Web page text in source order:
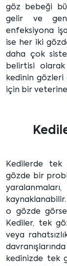
göz bebeği
gelir ve
enfeksiyona
ise her iki
daha çok
belirtisi
kedinin
için bir
Kedilerde tek
gözde bir
o gözde
Kediler, tek
veya
kedinizde tek